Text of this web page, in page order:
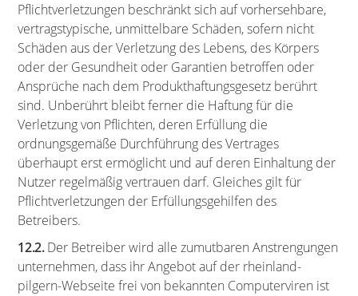
Pflichtverletzungen beschränkt sich auf vorhersehbare,
vertragstypische, unmittelbare Schäden, sofern nicht
Schäden aus der Verletzung des Lebens, des Körpers
oder der Gesundheit oder Garantien betroffen oder
Ansprüche nach dem Produkthaftungsgesetz berührt
sind. Unberührt bleibt ferner die Haftung für die
Verletzung von Pflichten, deren Erfüllung die
ordnungsgemäße Durchführung des Vertrages
überhaupt erst ermöglicht und auf deren Einhaltung der
Nutzer regelmäßig vertrauen darf. Gleiches gilt für
Pflichtverletzungen der Erfüllungsgehilfen des
Betreibers.
12.2.Der Betreiber wird alle zumutbaren Anstrengungen
unternehmen, dass ihr Angebot auf der rheinland-
pilgern-Webseite frei von bekannten Computerviren ist